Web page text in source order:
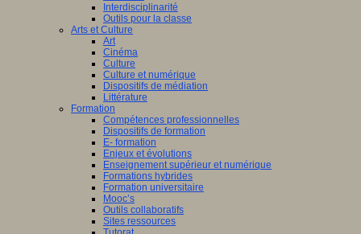
Interdisciplinarité
Outils pour la classe
Arts et Culture
Art
Cinéma
Culture
Culture et numérique
Dispositifs de médiation
Littérature
Formation
Compétences professionnelles
Dispositifs de formation
E- formation
Enjeux et évolutions
Enseignement supérieur et numérique
Formations hybrides
Formation universitaire
Mooc’s
Outils collaboratifs
Sites ressources